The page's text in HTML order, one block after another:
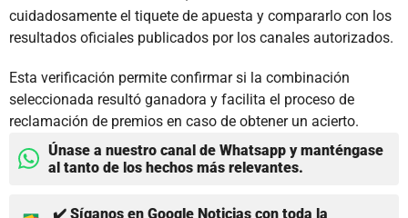
cuidadosamente el tiquete de apuesta y compararlo con los
resultados oficiales publicados por los canales autorizados.
Esta verificación permite confirmar si la combinación
seleccionada resultó ganadora y facilita el proceso de
reclamación de premios en caso de obtener un acierto.
Únase a nuestro canal de Whatsapp y manténgase
al tanto de los hechos más relevantes.
✔️ Síganos en Google Noticias con toda la